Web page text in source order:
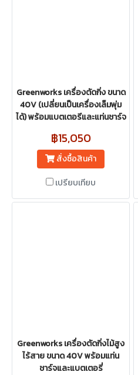
Greenworks เครื่องตัดกิ่ง ขนาด
40V (เปลี่ยนเป็นเครื่องเล็มพุ่ม
ได้) พร้อมแบตเตอรีและแท่นชาร์จ
฿15,050
สั่งซื้อสินค้า
เปรียบเทียบ
Greenworks เครื่องตัดกิ่งไม้สูง
ไร้สาย ขนาด 40V พร้อมแท่น
ชาร์จและแบตเตอรี่